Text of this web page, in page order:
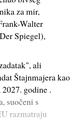
za mir,
Walter
Spiegel),
ali
Štajnmajera kao
godine .
suočeni s
razmatraju